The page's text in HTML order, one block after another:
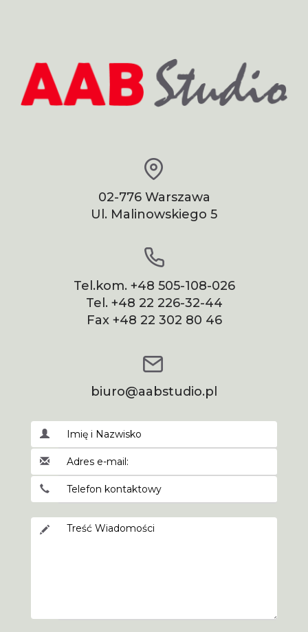
02-776 Warszawa
Ul. Malinowskiego 5
Tel.kom. +48 505-108-026
Tel. +48 22 226-32-44
Fax +48 22 302 80 46
biuro@aabstudio.pl